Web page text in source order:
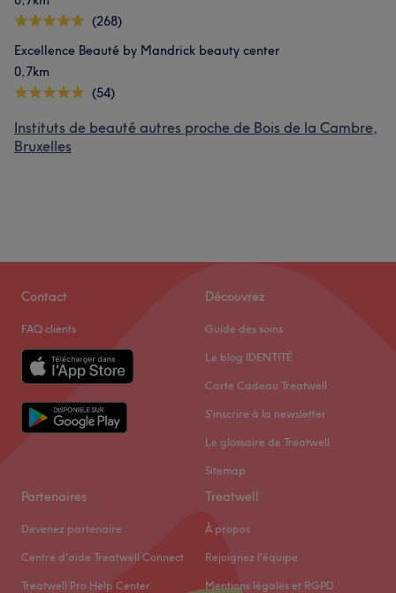
(268)
Excellence Beauté by Mandrick beauty center
0,7km
(54)
Instituts de beauté autres proche de Bois de la Cambre,
Bruxelles
Contact
FAQ clients
Découvrez
Guide des soins
Le blog IDENTITÉ
Carte Cadeau Treatwell
S'inscrire à la newsletter
Le glossaire de Treatwell
Sitemap
Partenaires
Devenez partenaire
Centre d'aide Treatwell Connect
Treatwell Pro Help Center
Treatwell
À propos
Rejoignez l'équipe
Mentions légales et RGPD